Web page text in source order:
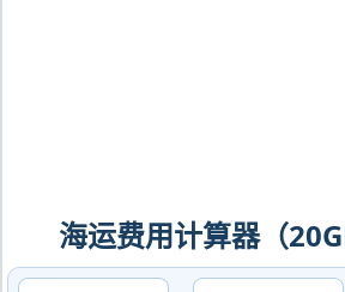
海运费用计算器（